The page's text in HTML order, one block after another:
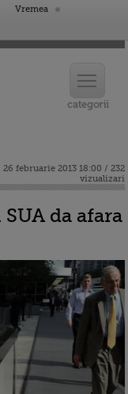
Vremea
26 februarie 2013 18:00 / 232
vizualizari
da afara